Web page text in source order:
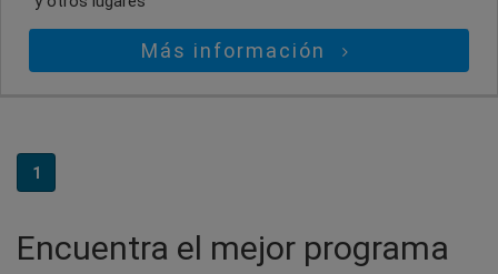
Más información
1
Encuentra el mejor programa